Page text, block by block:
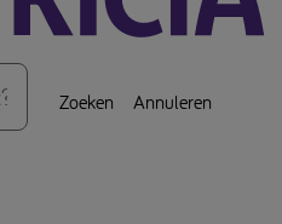
Zoeken
Annuleren